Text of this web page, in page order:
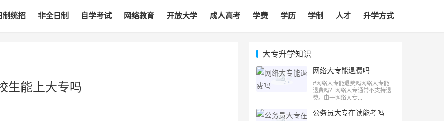
制统招 非全日制 自学考试 网络教育 开放大学 成人高考 学费 学历 学制 人才 升学方式
生能上大专吗
大专升学知识
网络大专能退费吗
#网络大专能退费吗网络大专能
退费吗？网络大专通常不支持退
费。由于网络大专...
公务员大专在读能考吗